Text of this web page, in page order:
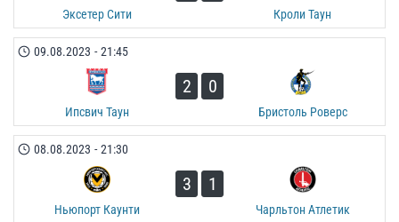
Эксетер Сити Кроли Таун
09.08.2023 - 21:45
Ипсвич Таун
2 0
Бристоль Роверс
08.08.2023 - 21:30
Ньюпорт Каунти
3 1
Чарльтон Атлетик